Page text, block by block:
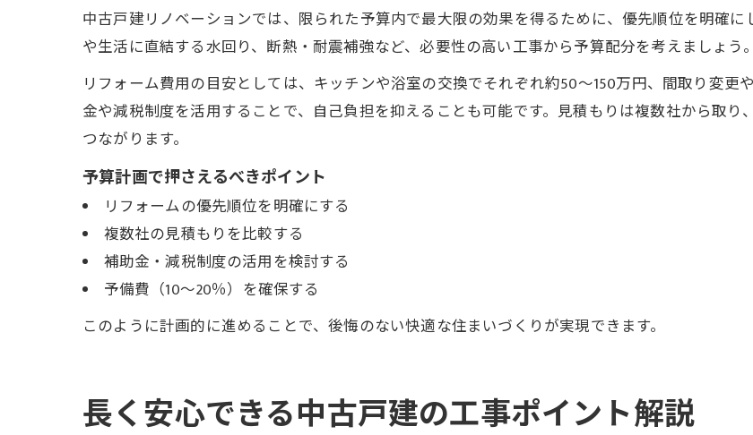
中古戸建リノベーションでは、限られた予算内で最大限の効果を得るために、優先順位を明確
や生活に直結する水回り、断熱・耐震補強など、必要性の高い工事から予算配分を考えましょう。
リフォーム費用の目安としては、キッチンや浴室の交換でそれぞれ約50〜150万円、間取り変更
金や減税制度を活用することで、自己負担を抑えることも可能です。見積もりは複数社から取
つながります。
予算計画で押さえるべきポイント
リフォームの優先順位を明確にする
複数社の見積もりを比較する
補助金・減税制度の活用を検討する
予備費（10〜20％）を確保する
このように計画的に進めることで、後悔のない快適な住まいづくりが実現できます。
長く安心できる中古戸建の工事ポイント解説